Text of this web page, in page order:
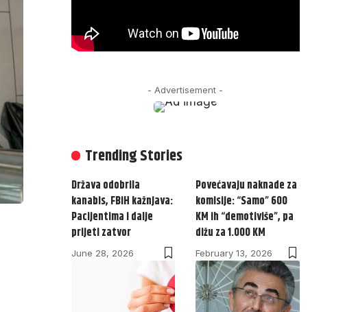
- Advertisement -
Trending Stories
Država odobrila
kanabis, FBiH kažnjava:
Pacijentima i dalje
prijeti zatvor
June 28, 2026
Povećavaju naknade za
komisije: “Samo” 600
KM ih “demotiviše”, pa
dižu za 1.000 KM
February 13, 2026